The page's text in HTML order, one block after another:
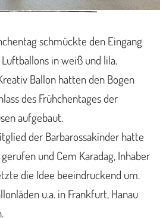
schmückte den Eingang
in weiß und lila.
Ballon hatten den Bogen
des Frühchentages der
aufgebaut.
der Barbarossakinder hatte
und Cem Karadag, Inhaber
die Idee beeindruckend um.
u.a. in Frankfurt, Hanau